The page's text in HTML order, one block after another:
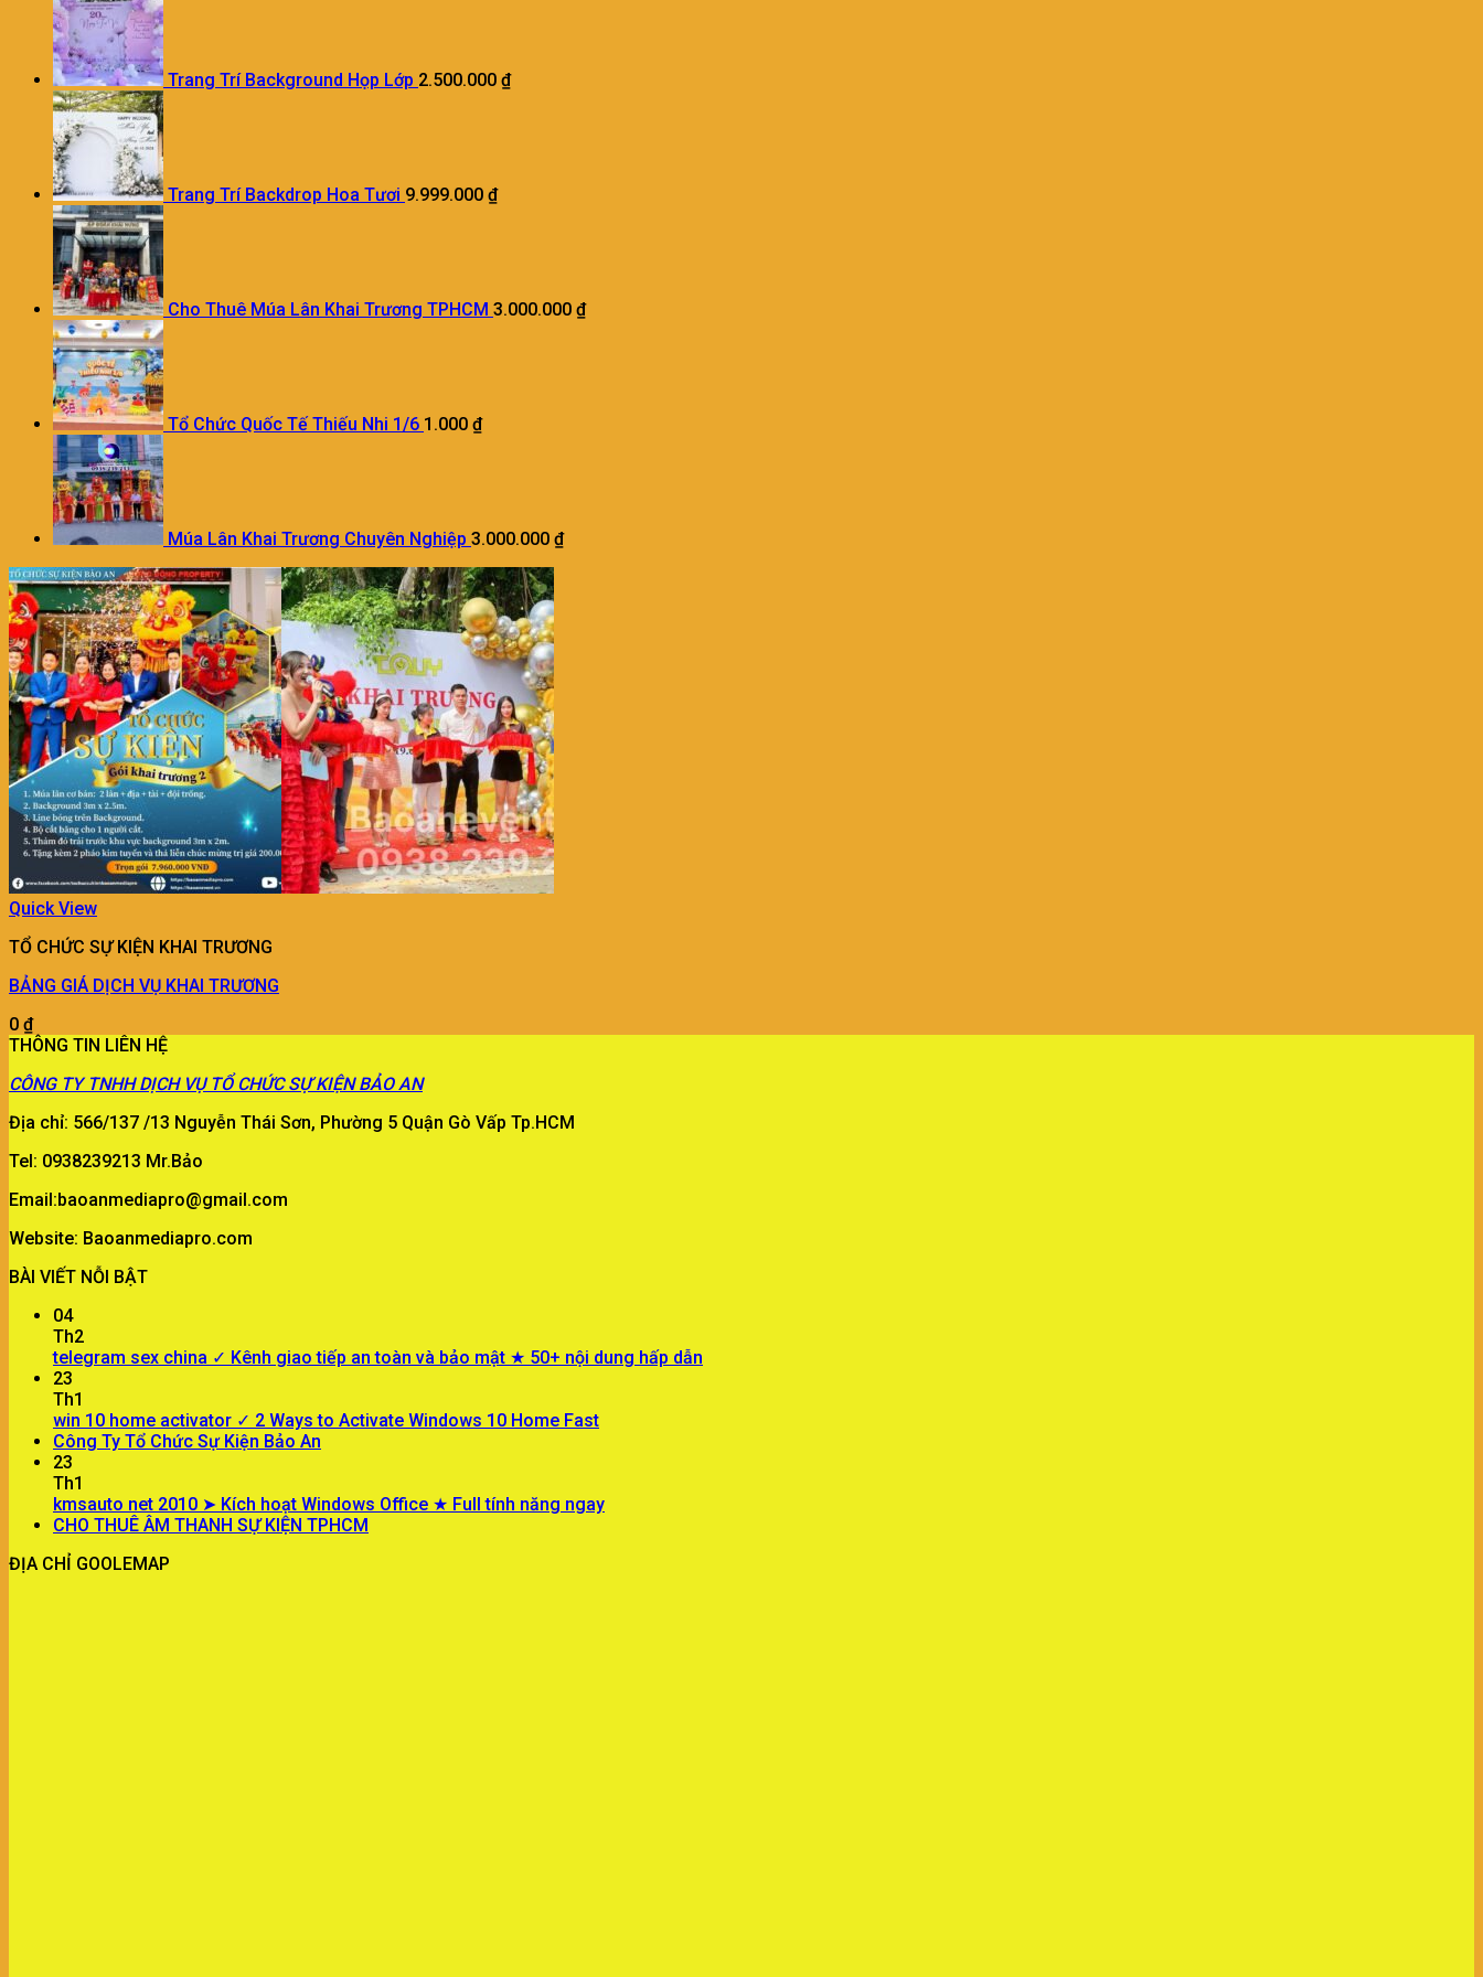
Trang Trí Background Họp Lớp 2.500.000 ₫
Trang Trí Backdrop Hoa Tươi 9.999.000 ₫
Cho Thuê Múa Lân Khai Trương TPHCM 3.000.000 ₫
Tổ Chức Quốc Tế Thiếu Nhi 1/6 1.000 ₫
Múa Lân Khai Trương Chuyên Nghiệp 3.000.000 ₫
Quick View
TỔ CHỨC SỰ KIỆN KHAI TRƯƠNG
BẢNG GIÁ DỊCH VỤ KHAI TRƯƠNG
0 ₫
THÔNG TIN LIÊN HỆ
CÔNG TY TNHH DỊCH VỤ TỔ CHỨC SỰ KIỆN BẢO AN
Địa chỉ: 566/137 /13 Nguyễn Thái Sơn, Phường 5 Quận Gò Vấp Tp.HCM
Tel: 0938239213 Mr.Bảo
Email:baoanmediapro@gmail.com
Website: Baoanmediapro.com
BÀI VIẾT NỖI BẬT
04
Th2
telegram sex china ✓ Kênh giao tiếp an toàn và bảo mật ★ 50+ nội dung hấp dẫn
23
Th1
win 10 home activator ✓ 2 Ways to Activate Windows 10 Home Fast
Công Ty Tổ Chức Sự Kiện Bảo An
23
Th1
kmsauto net 2010 ➤ Kích hoạt Windows Office ★ Full tính năng ngay
CHO THUÊ ÂM THANH SỰ KIỆN TPHCM
ĐỊA CHỈ GOOLEMAP